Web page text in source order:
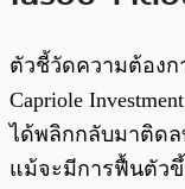
ตัวชี้วัดความต้องก
Capriole
ได้พลิกกลับมาติดล
แม้จะมีการฟื้นตัวขึ้